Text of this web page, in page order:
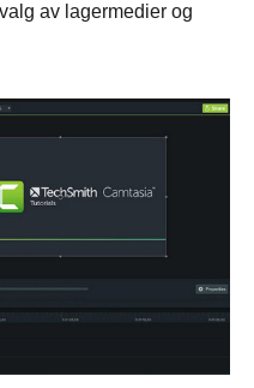
av lagermedier og